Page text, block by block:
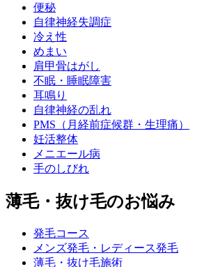
便秘
自律神経失調症
冷え性
めまい
肩甲骨はがし
不眠・睡眠障害
耳鳴り
自律神経の乱れ
PMS（月経前症候群・生理痛）
妊活整体
メニエール病
手のしびれ
薄毛・抜け毛のお悩み
発毛コース
メンズ発毛・レディース発毛
薄毛・抜け毛施術